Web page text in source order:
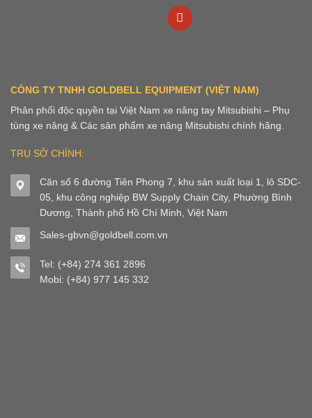
CÔNG TY TNHH GOLDBELL EQUIPMENT (VIỆT NAM)
Phân phối độc quyền tại Việt Nam xe nâng tay Mitsubishi – Phụ
tùng xe nâng & Các sản phẩm xe nâng Mitsubishi chính hãng.
TRỤ SỞ CHÍNH:
Căn số 6 đường Tiên Phong 7, khu sản xuất loại 1, lô SDC-
05, khu công nghiệp BW Supply Chain City, Phường Bình
Dương, Thành phố Hồ Chí Minh, Việt Nam
Sales-gbvn@goldbell.com.vn
Tel: (+84) 274 361 2896
Mobi: (+84) 977 145 332